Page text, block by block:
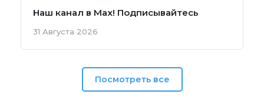
Наш канал в Мах! Подписывайтесь
31 Августа 2026
Посмотреть все